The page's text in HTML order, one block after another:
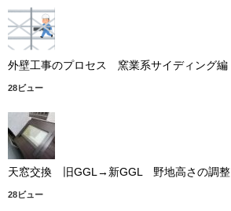
外壁工事のプロセス 窯業系サイディング編
28ビュー
天窓交換 旧GGL→新GGL 野地高さの調整
28ビュー